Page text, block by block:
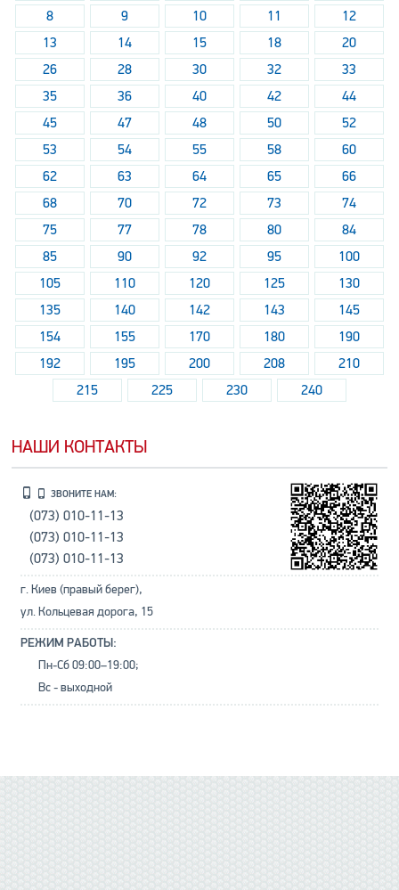
8
9 10 11
12
13
14 15 18
20
26
28 30 32
33
35
36 40 42
44
45
47 48 50
52
53
54 55 58
60
62
63 64 65
66
68
70 72 73
74
75
77 78 80
84
85
90 92 95
100
105
110 120 125
130
135
140 142 143
145
154
155 170 180
190
192
195 200 208
210
215
225 230 240
НАШИ КОНТАКТЫ
ЗВОНИТЕ НАМ:
(073) 010-11-13
(073) 010-11-13
(073) 010-11-13
г. Киев (правый берег),
ул. Кольцевая дорога, 15
РЕЖИМ РАБОТЫ:
Пн-Сб 09:00–19:00;
Вс - выходной